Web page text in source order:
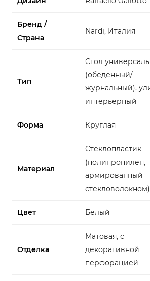
Бренд /
Страна
Nardi, Италия
Тип
Стол
(обеденный/
журнальный),
интерьерный
Форма Круглая
Материал
Стеклопластик
(полипропилен,
армированный
стекловолокном)
Цвет Белый
Отделка
Матовая, с
декоративной
перфорацией